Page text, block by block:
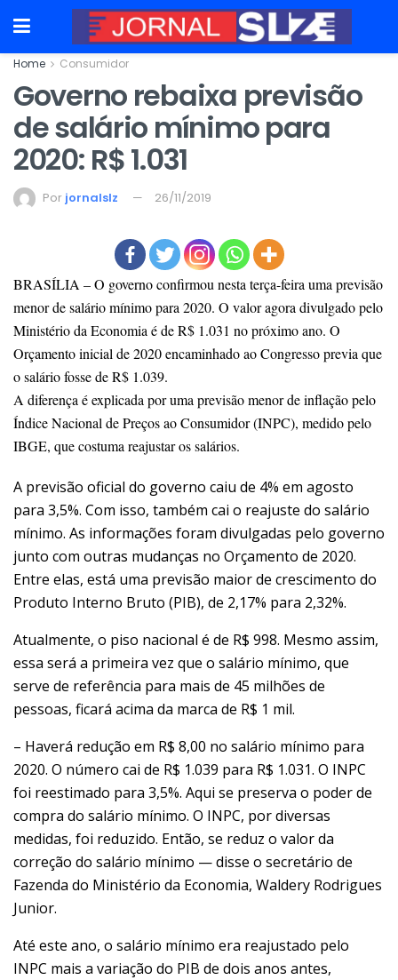
Home Consumidor
Governo rebaixa previsão
de salário mínimo para
2020: R$ 1.031
Por jornalslz 26/11/2019
BRASÍLIA – O governo confirmou nesta terça-feira uma previsão
menor de salário mínimo para 2020. O valor agora divulgado pelo
Ministério da Economia é de R$ 1.031 no próximo ano. O
Orçamento inicial de 2020 encaminhado ao Congresso previa que
o salário fosse de R$ 1.039.
A diferença é explicada por uma previsão menor de inflação pelo
Índice Nacional de Preços ao Consumidor (INPC), medido pelo
IBGE, que costuma reajustar os salários.
A previsão oficial do governo caiu de 4% em agosto
para 3,5%. Com isso, também cai o reajuste do salário
mínimo. As informações foram divulgadas pelo governo
junto com outras mudanças no Orçamento de 2020.
Entre elas, está uma previsão maior de crescimento do
Produto Interno Bruto (PIB), de 2,17% para 2,32%.
Atualmente, o piso nacional é de R$ 998. Mesmo assim,
essa será a primeira vez que o salário mínimo, que
serve de referência para mais de 45 milhões de
pessoas, ficará acima da marca de R$ 1 mil.
– Haverá redução em R$ 8,00 no salário mínimo para
2020. O número cai de R$ 1.039 para R$ 1.031. O INPC
foi reestimado para 3,5%. Aqui se preserva o poder de
compra do salário mínimo. O INPC, por diversas
medidas, foi reduzido. Então, se reduz o valor da
correção do salário mínimo — disse o secretário de
Fazenda do Ministério da Economia, Waldery Rodrigues
Junior.
Até este ano, o salário mínimo era reajustado pelo
INPC mais a variação do PIB de dois anos antes,